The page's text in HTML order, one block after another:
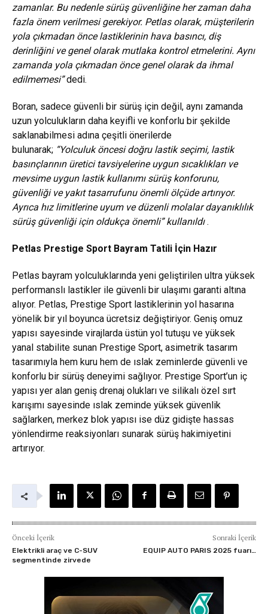
zamanlar. Bu nedenle sürüş güvenliğine her zaman daha
fazla önem verilmesi gerekiyor. Petlas olarak, müşterilerin
yola çıkmadan önce lastiklerinin hava basıncı, diş
derinliğini ve genel olarak mutlaka kontrol etmelerini. Aynı
zamanda yola çıkmadan önce genel olarak da ihmal
edilmemesi”dedi.
Boran, sadece güvenli bir sürüş için değil, aynı zamanda
uzun yolculukların daha keyifli ve konforlu bir şekilde
saklanabilmesi adına çeşitli önerilerde
bulunarak; “Yolculuk öncesi doğru lastik seçimi, lastik
basınçlarının üretici tavsiyelerine uygun sıcaklıkları ve
mevsime uygun lastik kullanımı sürüş konforunu,
güvenliği ve yakıt tasarrufunu önemli ölçüde artırıyor.
Ayrıca hız limitlerine uyum ve düzenli molalar dayanıklılık
sürüş güvenliği için oldukça önemli” kullanıldı.
Petlas Prestige Sport Bayram Tatili İçin Hazır
Petlas bayram yolculuklarında yeni geliştirilen ultra yüksek
performanslı lastikler ile güvenli bir ulaşımı garanti altına
alıyor. Petlas, Prestige Sport lastiklerinin yol hasarına
yönelik bir yıl boyunca ücretsiz değiştiriyor. Geniş omuz
yapısı sayesinde virajlarda üstün yol tutuşu ve yüksek
yanal stabilite sunan Prestige Sport, asimetrik tasarım
tasarımıyla hem kuru hem de ıslak zeminlerde güvenli ve
konforlu bir sürüş deneyimi sağlıyor. Prestige Sport’un iç
yapısı yer alan geniş drenaj olukları ve silikalı özel sırt
karışımı sayesinde ıslak zeminde yüksek güvenlik
sağlarken, merkez blok yapısı ise düz gidişte hassas
yönlendirme reaksiyonları sunarak sürüş hakimiyetini
artırıyor.
Önceki İçerik
Elektrikli araç ve C-SUV
segmentinde zirvede
Sonraki İçerik
EQUIP AUTO PARIS 2025 fuarı…